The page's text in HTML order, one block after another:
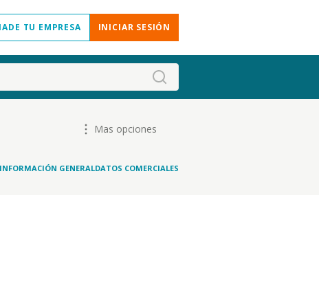
TU EMPRESA INICIAR SESIÓN
Mas opciones
INFORMACIÓN GENERALDATOS COMERCIALES